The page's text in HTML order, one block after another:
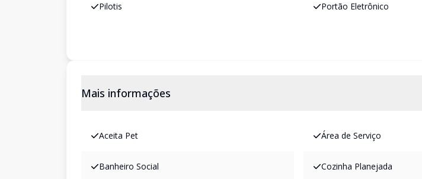
Pilotis Portão Eletrônico
Mais informações
Aceita Pet Área de Serviço
Banheiro Social Cozinha Planejada